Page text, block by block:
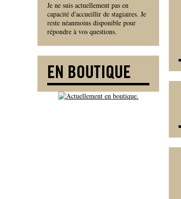
Je ne suis actuellement pas en
capacité d'accueillir de stagiaires. Je
reste néanmoins disponible pour
répondre à vos questions.